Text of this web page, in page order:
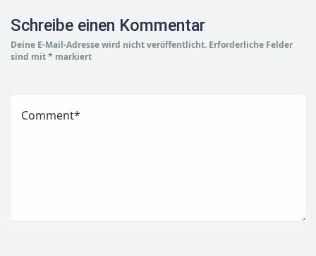
Schreibe einen Kommentar
Deine E-Mail-Adresse wird nicht veröffentlicht. Erforderliche Felder
sind mit* markiert